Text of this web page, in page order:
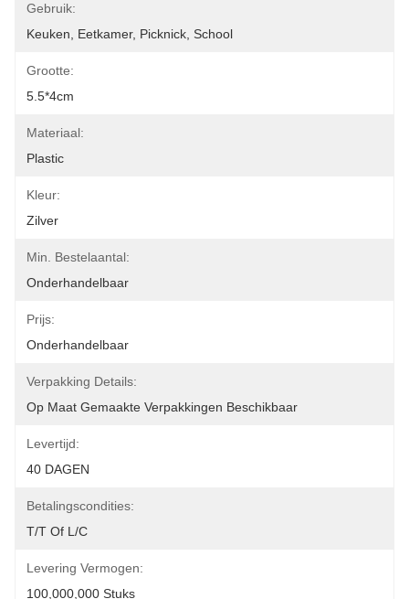
Gebruik:
Keuken, Eetkamer, Picknick, School
Grootte:
5.5*4cm
Materiaal:
Plastic
Kleur:
Zilver
Min. Bestelaantal:
Onderhandelbaar
Prijs:
Onderhandelbaar
Verpakking Details:
Op Maat Gemaakte Verpakkingen Beschikbaar
Levertijd:
40 DAGEN
Betalingscondities:
T/T Of L/C
Levering Vermogen:
100,000,000 Stuks